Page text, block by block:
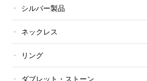
シルバー製品
ネックレス
リング
ダブレット・ストーン